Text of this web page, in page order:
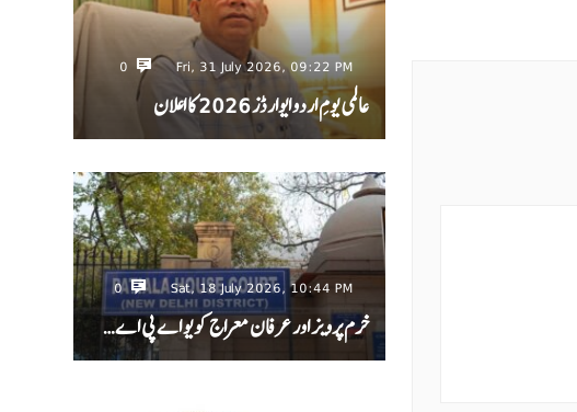
Fri, 31 July 2026, 09:22 PM
0
عالمی یومِ اردو ایوارڈز 2026 کا اعلان
Sat, 18 July 2026, 10:44 PM
0
خرم پرویز اور عرفان معراج کو یو اے پی اے…